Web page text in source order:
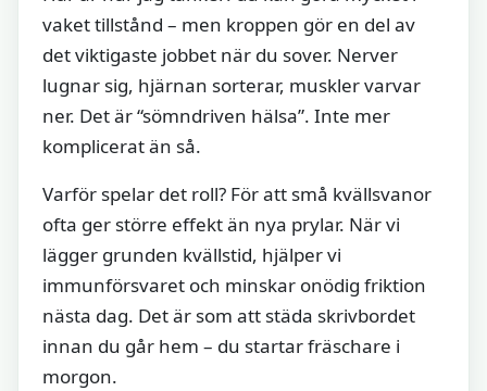
vaket tillstånd – men kroppen gör en del av
det viktigaste jobbet när du sover. Nerver
lugnar sig, hjärnan sorterar, muskler varvar
ner. Det är “sömndriven hälsa”. Inte mer
komplicerat än så.
Varför spelar det roll? För att små kvällsvanor
ofta ger större effekt än nya prylar. När vi
lägger grunden kvällstid, hjälper vi
immunförsvaret och minskar onödig friktion
nästa dag. Det är som att städa skrivbordet
innan du går hem – du startar fräschare i
morgon.